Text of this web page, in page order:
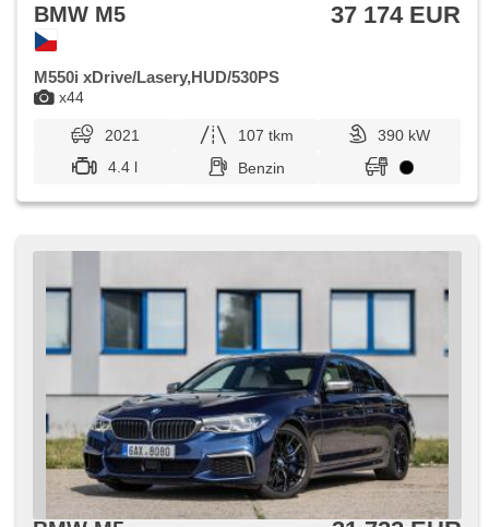
x44
BMW M5 37 174 EUR
M550i xDrive/Lasery,HUD/530PS
2021 107 tkm
390 kW
4.4 l
Benzin